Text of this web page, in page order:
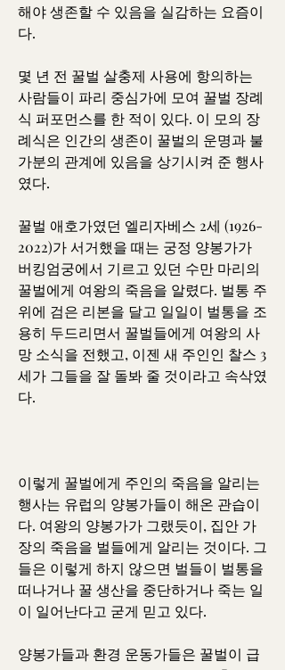
해야 생존할 수 있음을 실감하는 요즘이
다.
몇 년 전 꿀벌 살충제 사용에 항의하는
사람들이 파리 중심가에 모여 꿀벌 장례
식 퍼포먼스를 한 적이 있다. 이 모의 장
례식은 인간의 생존이 꿀벌의 운명과 불
가분의 관계에 있음을 상기시켜 준 행사
였다.
꿀벌 애호가였던 엘리자베스 2세 (1926-
2022)가 서거했을 때는 궁정 양봉가가
버킹엄궁에서 기르고 있던 수만 마리의
꿀벌에게 여왕의 죽음을 알렸다. 벌통 주
위에 검은 리본을 달고 일일이 벌통을 조
용히 두드리면서 꿀벌들에게 여왕의 사
망 소식을 전했고, 이젠 새 주인인 찰스 3
세가 그들을 잘 돌봐 줄 것이라고 속삭였
다.
이렇게 꿀벌에게 주인의 죽음을 알리는
행사는 유럽의 양봉가들이 해온 관습이
다. 여왕의 양봉가가 그랬듯이, 집안 가
장의 죽음을 벌들에게 알리는 것이다. 그
들은 이렇게 하지 않으면 벌들이 벌통을
떠나거나 꿀 생산을 중단하거나 죽는 일
이 일어난다고 굳게 믿고 있다.
양봉가들과 환경 운동가들은 꿀벌이 급